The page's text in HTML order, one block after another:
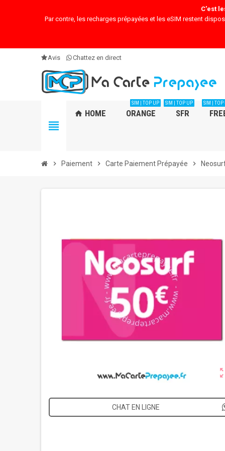
C'est
Par contre, les recharges prépayées et les eSIM restent
Avis Chattez en direct
view_headline
home HOME ORANGE
SIM | TOP UP
SFR
SIM | TOP UP SIM | TOP
chevron_right Paiement chevron_right Carte Paiement Prépayée chevron_right
CHAT EN LIGNE